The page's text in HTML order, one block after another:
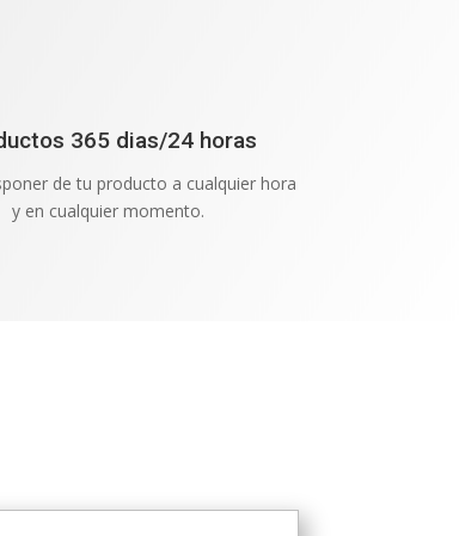
365 dias/24 horas
de tu producto a cualquier hora
y en cualquier momento.